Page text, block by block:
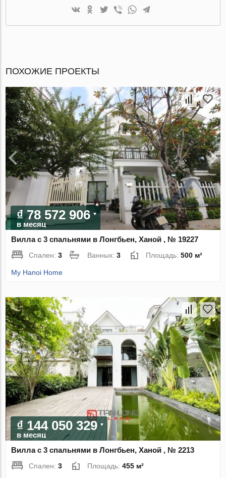
ПОХОЖИЕ ПРОЕКТЫ
₫ 78 572 906
в месяц
Вилла с 3 спальнями в Лонгбьен, Ханой , № 19227
Спален:3 Ванных:3 Площадь:500 м²
My Hanoi Home
₫ 144 050 329
в месяц
Вилла с 3 спальнями в Лонгбьен, Ханой , № 2213
Спален:3 Площадь:455 м²